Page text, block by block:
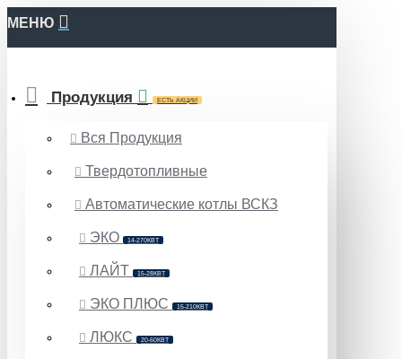
МЕНЮ
Продукция ЕСТЬ АКЦИИ
Вся Продукция
Твердотопливные
Автоматические котлы ВСКЗ
ЭКО 14-270КВТ
ЛАЙТ 15-28КВТ
ЭКО ПЛЮС 15-210КВТ
ЛЮКС 20-60КВТ